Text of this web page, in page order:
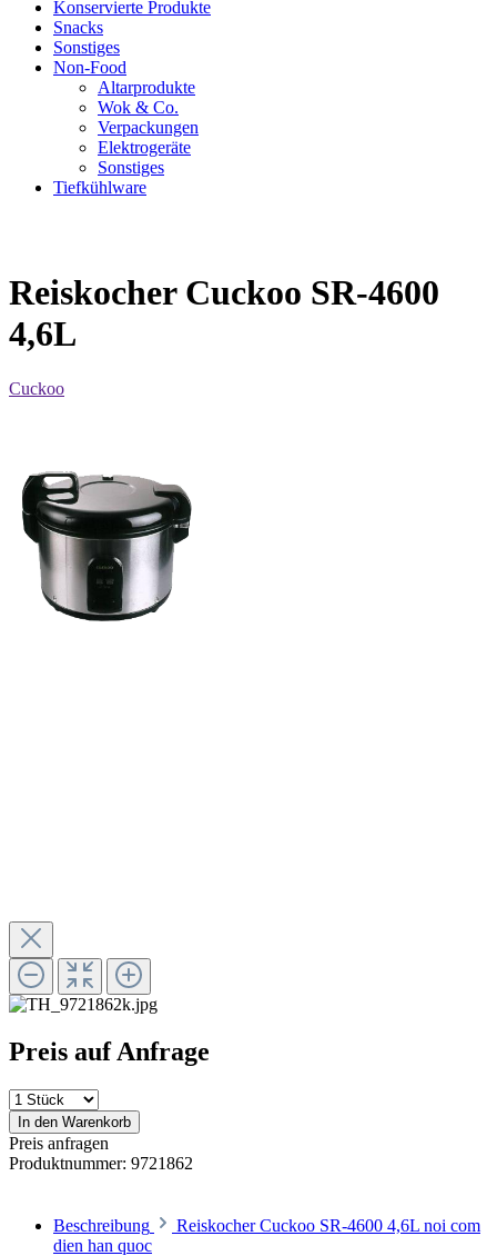
Konservierte Produkte
Snacks
Sonstiges
Non-Food
Altarprodukte
Wok & Co.
Verpackungen
Elektrogeräte
Sonstiges
Tiefkühlware
Reiskocher Cuckoo SR-4600
4,6L
Cuckoo
Preis auf Anfrage
In den Warenkorb
Preis anfragen
Produktnummer: 9721862
Beschreibung
Reiskocher Cuckoo SR-4600 4,6L noi com
dien han quoc